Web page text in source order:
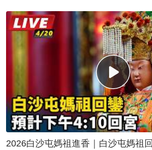
2026白沙屯媽祖進香｜白沙屯媽祖回鑾 預計下午